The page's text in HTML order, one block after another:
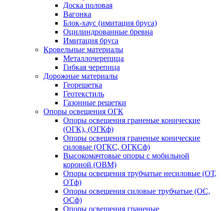
Доска половая
Вагонка
Блок-хаус (имитация бруса)
Оцилиндрованные бревна
Имитация бруса
Кровельные материалы
Металлочерепица
Гибкая черепица
Дорожные материалы
Георешетка
Геотекстиль
Газонные решетки
Опоры освещения ОГК
Опоры освещения граненые конические
(ОГК), (ОГКф)
Опоры освещения граненые конические
силовые (ОГКС, ОГКСф)
Высокомачтовые опоры с мобильной
короной (ОВМ)
Опоры освещения трубчатые несиловые (ОТ,
ОТф)
Опоры освещения силовые трубчатые (ОС,
ОСф)
Опоры освещения граненые